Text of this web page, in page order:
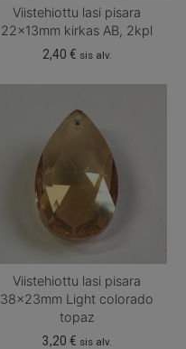
Viistehiottu lasi pisara
22x13mm kirkas AB, 2kpl
2,40 € sis alv.
Viistehiottu lasi pisara
38x23mm Light colorado
topaz
3,20 € sis alv.